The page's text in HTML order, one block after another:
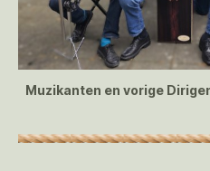
Muzikanten en vorige